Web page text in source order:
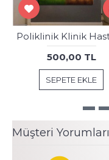
500,00 TL
SEPETE EKLE
Müşteri Yorumları